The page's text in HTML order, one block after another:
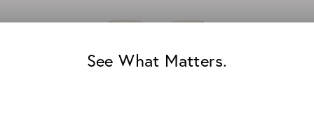
See What Matters.